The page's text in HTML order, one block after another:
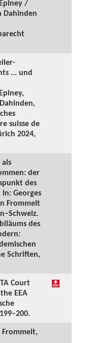
/
Dahinden
... und
suisse de
2024,
der
des
Georges
Frommelt
des
Schriften,
Court
EEA
Frommelt,